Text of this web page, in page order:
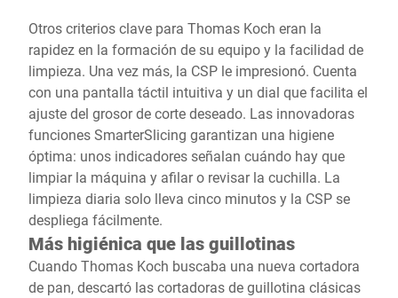
Otros criterios clave para Thomas Koch eran la
rapidez en la formación de su equipo y la facilidad de
limpieza. Una vez más, la CSP le impresionó. Cuenta
con una pantalla táctil intuitiva y un dial que facilita el
ajuste del grosor de corte deseado. Las innovadoras
funciones SmarterSlicing garantizan una higiene
óptima: unos indicadores señalan cuándo hay que
limpiar la máquina y afilar o revisar la cuchilla. La
limpieza diaria solo lleva cinco minutos y la CSP se
despliega fácilmente.
Más higiénica que las guillotinas
Cuando Thomas Koch buscaba una nueva cortadora
de pan, descartó las cortadoras de guillotina clásicas